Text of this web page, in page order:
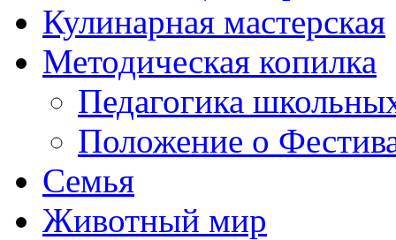
Кулинарная мастерская
Методическая копилка
Педагогика
Положение о
Семья
Животный мир